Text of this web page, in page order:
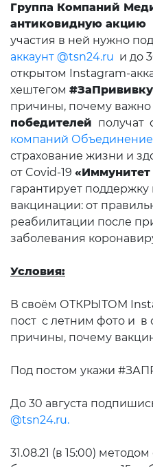
Группа Компаний
антиковидную акцию
участия в ней нужно
аккаунт @tsn24.ru и до
открытом Instagram-
хештегом
причины, почему важно
победителей получат
компаний Объединение
страхование жизни и
от Covid-19 «Иммунитет
гарантирует поддержку
вакцинации: от
реабилитации после
заболевания
Условия:
В своём ОТКРЫТОМ
пост с летним фото и в
причины, почему
Под постом укажи
До 30 августа
@tsn24.ru.
31.08.21 (в 15:00)